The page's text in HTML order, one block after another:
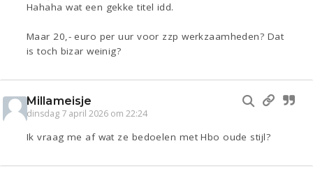
Hahaha wat een gekke titel idd.
Maar 20,- euro per uur voor zzp werkzaamheden? Dat
is toch bizar weinig?
Millameisje
dinsdag 7 april 2026 om 22:24
Ik vraag me af wat ze bedoelen met Hbo oude stijl?